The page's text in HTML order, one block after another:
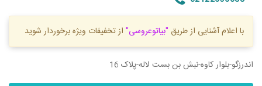
با اعلام آشنایی از طریق "بیاتوعروسی" از تخفیفات ویژه برخوردار شوید
اندرزگو-بلوار کاوه-نبش بن بست لاله-پلاک 16